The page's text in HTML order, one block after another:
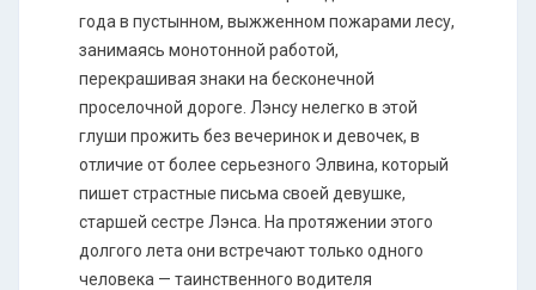
года в пустынном, выжженном пожарами лесу,
занимаясь монотонной работой,
перекрашивая знаки на бесконечной
проселочной дороге. Лэнсу нелегко в этой
глуши прожить без вечеринок и девочек, в
отличие от более серьезного Элвина, который
пишет страстные письма своей девушке,
старшей сестре Лэнса. На протяжении этого
долгого лета они встречают только одного
человека — таинственного водителя